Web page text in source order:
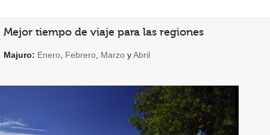
Mejor tiempo de viaje para las regiones
Majuro: Enero Febrero Marzo yAbril